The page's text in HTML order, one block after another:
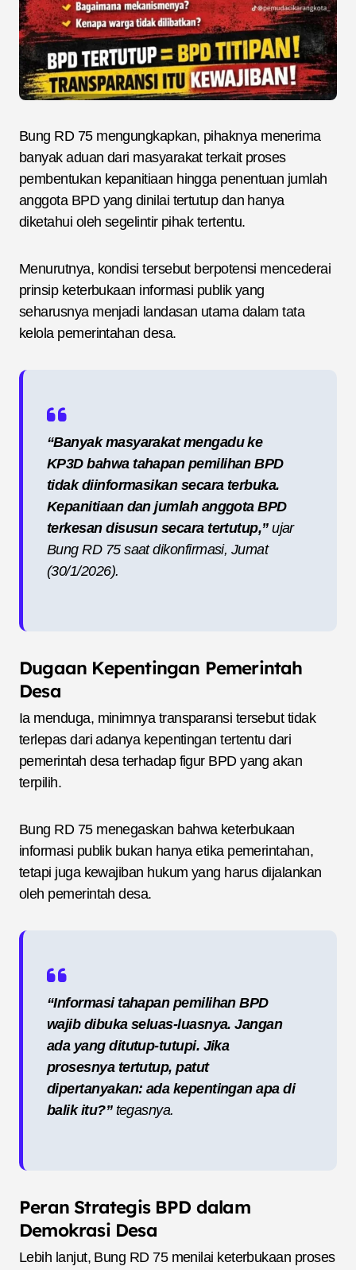
Bung RD 75 mengungkapkan, pihaknya menerima
banyak aduan dari masyarakat terkait proses
pembentukan kepanitiaan hingga penentuan jumlah
anggota BPD yang dinilai tertutup dan hanya
diketahui oleh segelintir pihak tertentu.
Menurutnya, kondisi tersebut berpotensi mencederai
prinsip keterbukaan informasi publik yang
seharusnya menjadi landasan utama dalam tata
kelola pemerintahan desa.
“Banyak masyarakat mengadu ke
KP3D bahwa tahapan pemilihan BPD
tidak diinformasikan secara terbuka.
Kepanitiaan dan jumlah anggota BPD
terkesan disusun secara tertutup,”ujar
Bung RD 75 saat dikonfirmasi, Jumat
(30/1/2026).
Dugaan Kepentingan Pemerintah
Desa
Ia menduga, minimnya transparansi tersebut tidak
terlepas dari adanya kepentingan tertentu dari
pemerintah desa terhadap figur BPD yang akan
terpilih.
Bung RD 75 menegaskan bahwa keterbukaan
informasi publik bukan hanya etika pemerintahan,
tetapi juga kewajiban hukum yang harus dijalankan
oleh pemerintah desa.
“Informasi tahapan pemilihan BPD
wajib dibuka seluas-luasnya. Jangan
ada yang ditutup-tutupi. Jika
prosesnya tertutup, patut
dipertanyakan: ada kepentingan apa di
balik itu?”tegasnya.
Peran Strategis BPD dalam
Demokrasi Desa
Lebih lanjut, Bung RD 75 menilai keterbukaan proses